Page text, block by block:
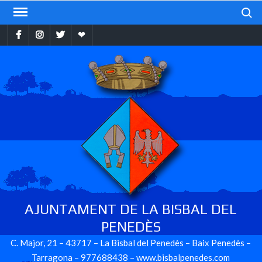
Skip
contentFacebookInstragram
TwitterEbando
AJUNTAMENT DE LA BISBAL DEL
PENEDÈS
C. Major, 21 – 43717 – La Bisbal del Penedès – Baix Penedès –
Tarragona – 977688438 – www.bisbalpenedes.com